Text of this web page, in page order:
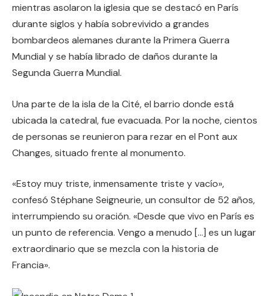
mientras asolaron la iglesia que se destacó en París
durante siglos y había sobrevivido a grandes
bombardeos alemanes durante la Primera Guerra
Mundial y se había librado de daños durante la
Segunda Guerra Mundial.
Una parte de la isla de la Cité, el barrio donde está
ubicada la catedral, fue evacuada. Por la noche, cientos
de personas se reunieron para rezar en el Pont aux
Changes, situado frente al monumento.
«Estoy muy triste, inmensamente triste y vacío»,
confesó Stéphane Seigneurie, un consultor de 52 años,
interrumpiendo su oración. «Desde que vivo en París es
un punto de referencia. Vengo a menudo […] es un lugar
extraordinario que se mezcla con la historia de
Francia».